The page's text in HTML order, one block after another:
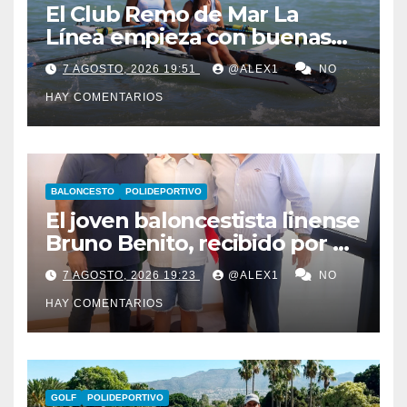
El Club Remo de Mar La
Línea empieza con buenas
sensaciones el Campeonato
de España de Beach Sprint
7 AGOSTO, 2026 19:51 @ALEX1 NO
HAY COMENTARIOS
BALONCESTO POLIDEPORTIVO
El joven baloncestista linense
Bruno Benito, recibido por el
alcalde, Juan Franco, en el
Ayuntamiento de la ciudad
7 AGOSTO, 2026 19:23 @ALEX1 NO
HAY COMENTARIOS
GOLF POLIDEPORTIVO